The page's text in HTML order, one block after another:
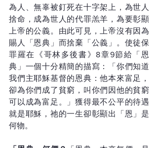
為人、無辜被釘死在十字架上，為世人
捨命，成為世人的代罪羔羊，為要彰顯
上帝的公義。由此可見，上帝沒有因為
賜人「恩典」而捨棄「公義」。使徒保
罪羅在《哥林多後書》8章9節給「恩
典」一個十分精簡的描寫：「你們知道
我們主耶穌基督的恩典：他本來富足，
卻為你們成了貧窮，叫你們因他的貧窮
可以成為富足。」獲得最不公平的待遇
就是耶穌，祂的一生卻彰顯出「恩」是
何物。